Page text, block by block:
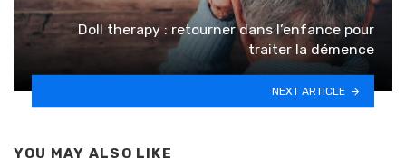
Doll therapy : retourner dans l’enfance pour
traiter la démence
NEXT ARTICLE
YOU MAY ALSO LIKE